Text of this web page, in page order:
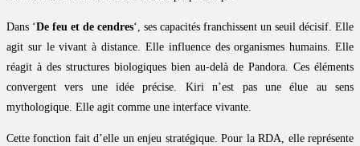
Dans ‘De feu et de cendres‘, ses capacités franchissent un seuil décisif. Elle
agit sur le vivant à distance. Elle influence des organismes humains. Elle
réagit à des structures biologiques bien au-delà de Pandora. Ces éléments
convergent vers une idée précise. Kiri n’est pas une élue au sens
mythologique. Elle agit comme une interface vivante.
Cette fonction fait d’elle un enjeu stratégique. Pour la RDA, elle représente